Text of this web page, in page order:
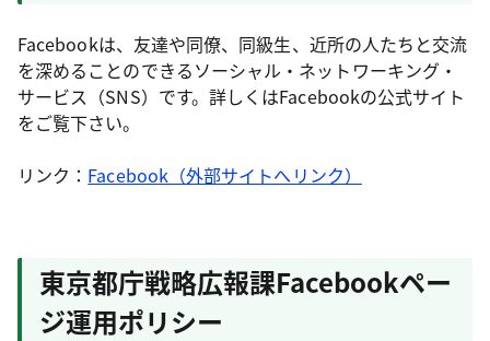
Facebookは、友達や同僚、同級生、近所の人たちと交流
を深めることのできるソーシャル・ネットワーキング・
サービス（SNS）です。詳しくはFacebookの公式サイト
をご覧下さい。
リンク： Facebook（外部サイトへリンク）
東京都庁戦略広報課Facebookペー
ジ運用ポリシー